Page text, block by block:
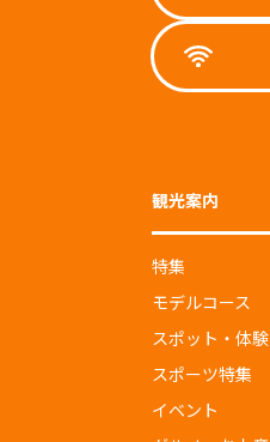
観光案内
特集
モデルコース
スポット・体験
スポーツ特集
イベント